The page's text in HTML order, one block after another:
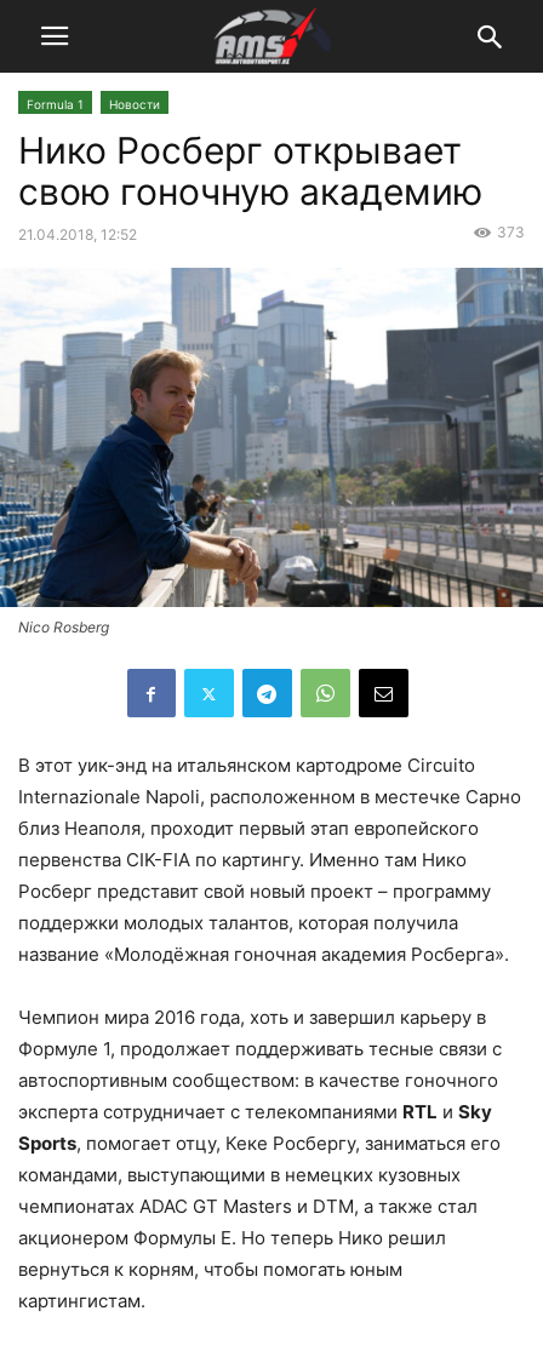
Formula 1 Новости
Нико Росберг открывает
свою гоночную академию
21.04.2018, 12:52 373
Nico Rosberg
В этот уик-энд на итальянском картодроме Circuito
Internazionale Napoli, расположенном в местечке Сарно
близ Неаполя, проходит первый этап европейского
первенства CIK-FIA по картингу. Именно там Нико
Росберг представит свой новый проект – программу
поддержки молодых талантов, которая получила
название «Молодёжная гоночная академия Росберга».
Чемпион мира 2016 года, хоть и завершил карьеру в
Формуле 1, продолжает поддерживать тесные связи с
автоспортивным сообществом: в качестве гоночного
эксперта сотрудничает с телекомпаниями RTL и Sky
Sports, помогает отцу, Кеке Росбергу, заниматься его
командами, выступающими в немецких кузовных
чемпионатах ADAC GT Masters и DTM, а также стал
акционером Формулы E. Но теперь Нико решил
вернуться к корням, чтобы помогать юным
картингистам.